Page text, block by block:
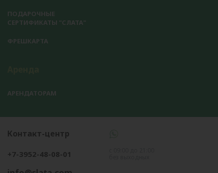
ПОДАРОЧНЫЕ
СЕРТИФИКАТЫ "СЛАТА"
ФРЕШКАРТА
АРЕНДАТОРАМ
Контакт-центр
+7-3952-48-08-01